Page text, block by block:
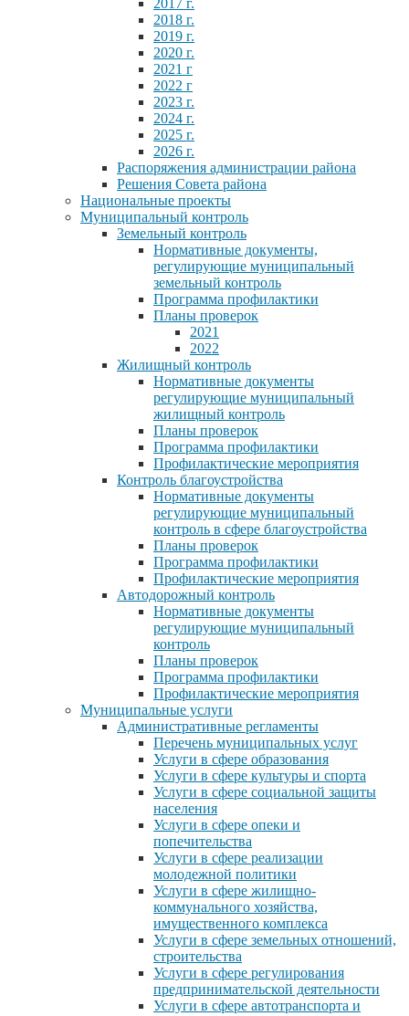
2018 г.
2019 г.
2020 г.
2021 г
2022 г
2023 г.
2024 г.
2025 г.
2026 г.
Распоряжения администрации района
Решения Совета района
Национальные проекты
Муниципальный контроль
Земельный контроль
Нормативные документы,
регулирующие муниципальный
земельный контроль
Программа профилактики
Планы проверок
2021
2022
Жилищный контроль
Нормативные документы
регулирующие муниципальный
жилищный контроль
Планы проверок
Программа профилактики
Профилактические мероприятия
Контроль благоустройства
Нормативные документы
регулирующие муниципальный
контроль в сфере благоустройства
Планы проверок
Программа профилактики
Профилактические мероприятия
Автодорожный контроль
Нормативные документы
регулирующие муниципальный
контроль
Планы проверок
Программа профилактики
Профилактические мероприятия
Муниципальные услуги
Административные регламенты
Перечень муниципальных услуг
Услуги в сфере образования
Услуги в сфере культуры и спорта
Услуги в сфере социальной защиты
населения
Услуги в сфере опеки и
попечительства
Услуги в сфере реализации
молодежной политики
Услуги в сфере жилищно-
коммунального хозяйства,
имущественного комплекса
Услуги в сфере земельных отношений,
строительства
Услуги в сфере регулирования
предпринимательской деятельности
Услуги в сфере автотранспорта и